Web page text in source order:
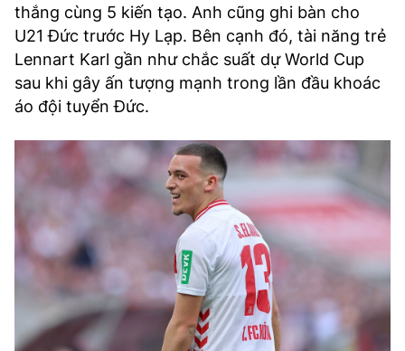
thắng cùng 5 kiến tạo. Anh cũng ghi bàn cho
U21 Đức trước Hy Lạp. Bên cạnh đó, tài năng trẻ
Lennart Karl gần như chắc suất dự World Cup
sau khi gây ấn tượng mạnh trong lần đầu khoác
áo đội tuyển Đức.